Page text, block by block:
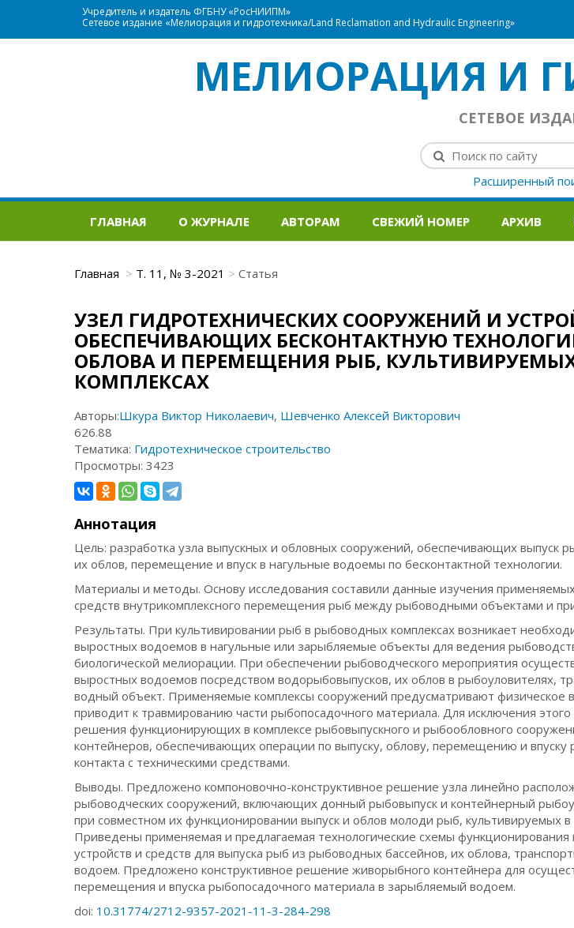
Учредитель и издатель ФГБНУ «РосНИИПМ»
Сетевое издание «Мелиорация и гидротехника/Land Reclamation and Hydraulic Engineering»
МЕЛИОРАЦИЯ И
СЕТЕВОЕ
Расширенный
ГЛАВНАЯ О ЖУРНАЛЕ АВТОРАМ СВЕЖИЙ НОМЕР АРХИВ
Главная Т. 11, № 3-2021 Статья
УЗЕЛ ГИДРОТЕХНИЧЕСКИХ СООРУЖЕНИЙ И
ОБЕСПЕЧИВАЮЩИХ БЕСКОНТАКТНУЮ
ОБЛОВА И ПЕРЕМЕЩЕНИЯ РЫБ,
КОМПЛЕКСАХ
Авторы:Шкура Виктор Николаевич, Шевченко Алексей Викторович
626.88
Тематика: Гидротехническое строительство
Просмотры:3423
Аннотация
Цель: разработка узла выпускных и обловных сооружений, обеспечивающих выпуск
их облов, перемещение и впуск в нагульные водоемы по бесконтактной технологии.
Материалы и методы. Основу исследования составили данные изучения
средств внутрикомплексного перемещения рыб между рыбоводными объектами и
Результаты. При культивировании рыб в рыбоводных комплексах возникает
выростных водоемов в нагульные или зарыбляемые объекты для ведения
биологической мелиорации. При обеспечении рыбоводческого мероприятия
выростных водоемов посредством водорыбовыпусков, их облов в рыбоуловителях,
водный объект. Применяемые комплексы сооружений предусматривают физическое
приводит к травмированию части рыбопосадочного материала. Для исключения
решения функционирующих в комплексе рыбовыпускного и рыбообловного
контейнеров, обеспечивающих операции по выпуску, облову, перемещению и впуску
контакта с техническими средствами.
Выводы. Предложено компоновочно-конструктивное решение узла линейно
рыбоводческих сооружений, включающих донный рыбовыпуск и контейнерный
при совместном их функционировании выпуск и облов молоди рыб, культивируемых
Приведены применяемая и предлагаемая технологические схемы функционирования
устройств и средств для выпуска рыб из рыбоводных бассейнов, их облова,
водоем. Предложено конструктивное решение живорыбного контейнера для
перемещения и впуска рыбопосадочного материала в зарыбляемый водоем.
doi: 10.31774/2712-9357-2021-11-3-284-298